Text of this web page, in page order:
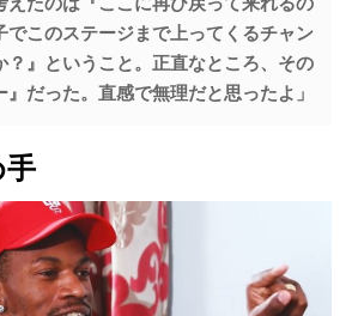
でこのステージまで上ってくるチャン
？』ということ。正直なところ、その
』だった。直感で無理だと思ったよ」
手